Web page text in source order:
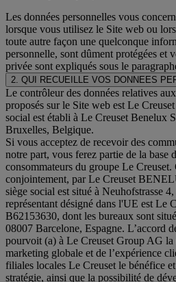
Les données personnelles vous
lorsque vous utilisez le Site web ou
toute autre façon une quelconque
personnelle, sont dûment protégées et
privée sont expliqués sous le
2. QUI RECUEILLE VOS DONNEES
Le contrôleur des données relatives
proposés sur le Site web est Le
social est établi à Le Creuset Benelux
Bruxelles, Belgique.
Si vous acceptez de recevoir des
notre part, vous ferez partie de la base
consommateurs du groupe Le Creuset.
conjointement, par Le Creuset
siège social est situé à Neuhofstrasse
représentant désigné dans l'UE est Le
B62153630, dont les bureaux sont
08007 Barcelone, Espagne. L’accord
pourvoit (a) à Le Creuset Group AG la
marketing globale et de l’expérience
filiales locales Le Creuset le bénéfice
stratégie, ainsi que la possibilité de